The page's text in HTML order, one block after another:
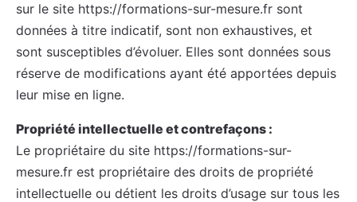
sur le site https://formations-sur-mesure.fr sont
données à titre indicatif, sont non exhaustives, et
sont susceptibles d’évoluer. Elles sont données sous
réserve de modifications ayant été apportées depuis
leur mise en ligne.
Propriété intellectuelle et contrefaçons :
Le propriétaire du site https://formations-sur-
mesure.fr est propriétaire des droits de propriété
intellectuelle ou détient les droits d’usage sur tous les